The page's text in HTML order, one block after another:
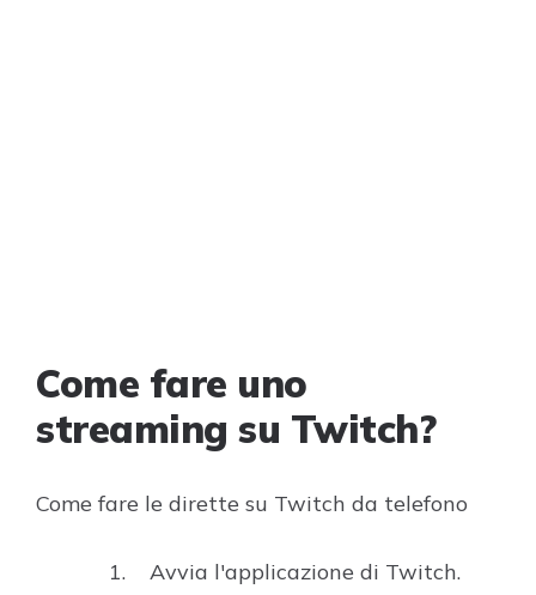
Come fare uno
streaming su Twitch?
Come fare le dirette su Twitch da telefono
Avvia l'applicazione di Twitch.